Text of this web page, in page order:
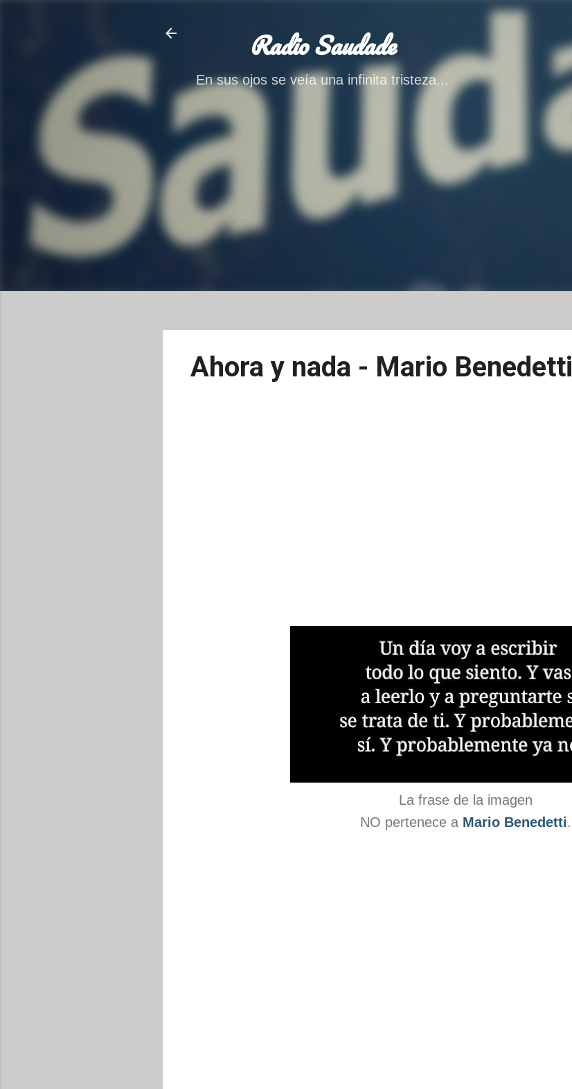
Ir al contenido principal
Radio Saudade
En sus ojos se veía una infinita tristeza...
Ahora y nada - Mario Benedetti
La frase de la imagen
NO pertenece a Mario Benedetti.